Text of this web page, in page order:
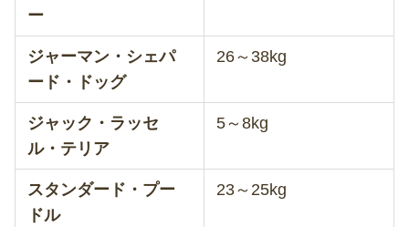
ー
ジャーマン・シェパ
ード・ドッグ
26～38kg
ジャック・ラッセ
ル・テリア
5～8kg
スタンダード・プー
ドル
23～25kg